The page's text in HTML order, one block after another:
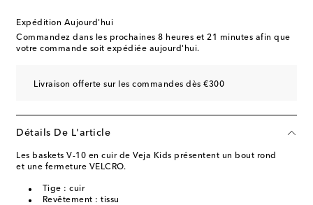
Expédition Aujourd'hui
Commandez dans les prochaines 8 heures et 21 minutes afin que
votre commande soit expédiée aujourd'hui.
Livraison offerte sur les commandes dès €300
Détails De L'article
Les baskets V-10 en cuir de Veja Kids présentent un bout rond
et une fermeture VELCRO.
Tige : cuir
Revêtement : tissu